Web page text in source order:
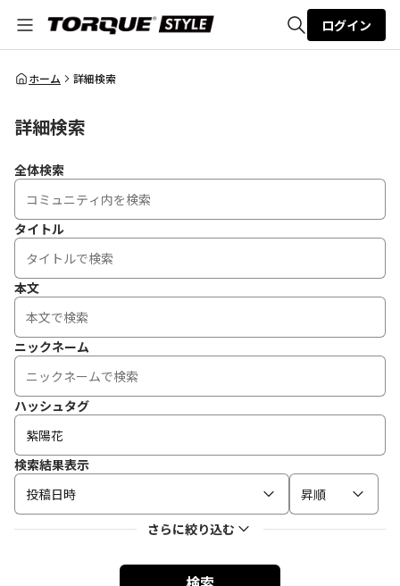
全体検索
ログイン
ホーム 詳細検索
詳細検索
全体検索
タイトル
本文
ニックネーム
ハッシュタグ
検索結果表示
投稿日時
昇順
さらに絞り込む